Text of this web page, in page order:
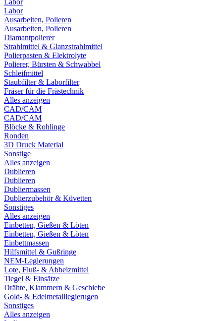
Labor
Labor
Ausarbeiten, Polieren
Ausarbeiten, Polieren
Diamantpolierer
Strahlmittel & Glanzstrahlmittel
Polierpasten & Elektrolyte
Polierer, Bürsten & Schwabbel
Schleifmittel
Staubfilter & Laborfilter
Fräser für die Frästechnik
Alles anzeigen
CAD/CAM
CAD/CAM
Blöcke & Rohlinge
Ronden
3D Druck Material
Sonstige
Alles anzeigen
Dublieren
Dublieren
Dubliermassen
Dublierzubehör & Küvetten
Sonstiges
Alles anzeigen
Einbetten, Gießen & Löten
Einbetten, Gießen & Löten
Einbettmassen
Hilfsmittel & Gußringe
NEM-Legierungen
Lote, Fluß- & Abbeizmittel
Tiegel & Einsätze
Drähte, Klammern & Geschiebe
Gold- & Edelmetalllegierugen
Sonstiges
Alles anzeigen